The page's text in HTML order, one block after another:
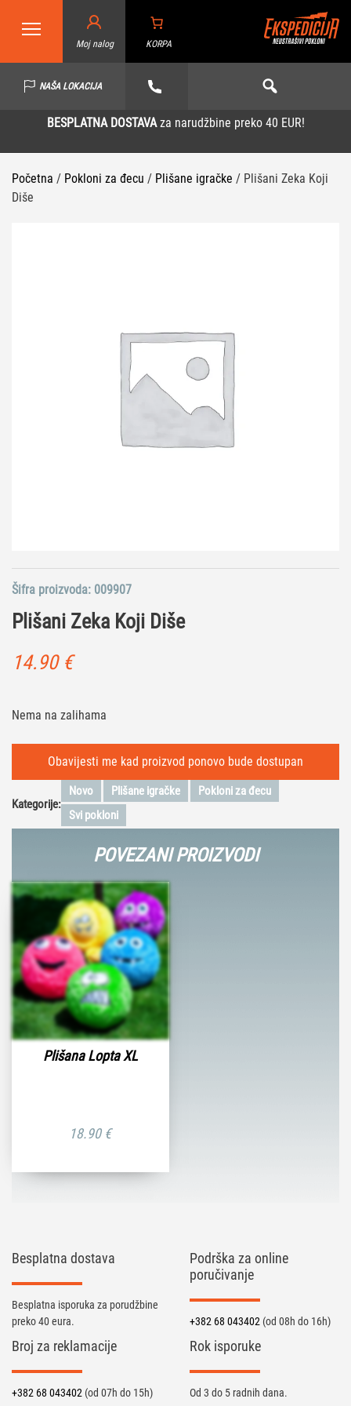
Moj nalog KORPA
NAŠA LOKACIJA
BESPLATNA DOSTAVAza narudžbine preko 40 EUR!
Početna / Pokloni za đecu / Plišane igračke / Plišani Zeka Koji
Diše
Plišani Zeka Koji Diše
14.90 €
Nema na zalihama
Šifra proizvoda: 009907
Kategorije:
Novo Plišane igračke
Pokloni za đecu
Svi pokloni
POVEZANI PROIZVODI
Plišana Lopta XL
18.90 €
Besplatna dostava
Besplatna isporuka za porudžbine
preko 40 eura.
Podrška za online
poručivanje
+382 68 043402 (od 08h do 16h)
Broj za reklamacije
+382 68 043402 (od 07h do 15h)
Rok isporuke
Od 3 do 5 radnih dana.